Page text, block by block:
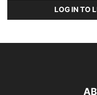
LOG IN TO